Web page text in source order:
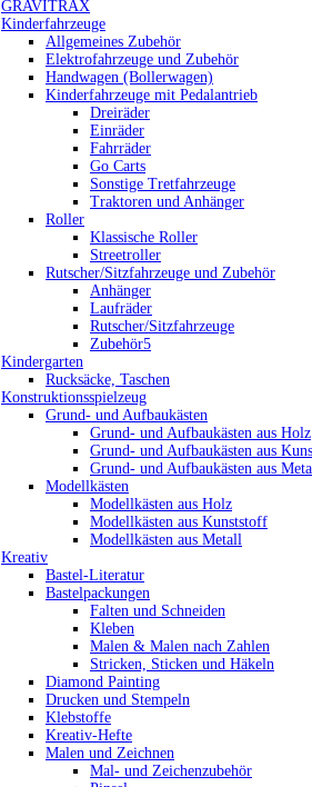
GRAVITRAX
Kinderfahrzeuge
Allgemeines Zubehör
Elektrofahrzeuge und Zubehör
Handwagen (Bollerwagen)
Kinderfahrzeuge mit Pedalantrieb
Dreiräder
Einräder
Fahrräder
Go Carts
Sonstige Tretfahrzeuge
Traktoren und Anhänger
Roller
Klassische Roller
Streetroller
Rutscher/Sitzfahrzeuge und Zubehör
Anhänger
Laufräder
Rutscher/Sitzfahrzeuge
Zubehör5
Kindergarten
Rucksäcke, Taschen
Konstruktionsspielzeug
Grund- und Aufbaukästen
Grund- und Aufbaukästen aus Holz
Grund- und Aufbaukästen aus
Grund- und Aufbaukästen aus
Modellkästen
Modellkästen aus Holz
Modellkästen aus Kunststoff
Modellkästen aus Metall
Kreativ
Bastel-Literatur
Bastelpackungen
Falten und Schneiden
Kleben
Malen & Malen nach Zahlen
Stricken, Sticken und Häkeln
Diamond Painting
Drucken und Stempeln
Klebstoffe
Kreativ-Hefte
Malen und Zeichnen
Mal- und Zeichenzubehör